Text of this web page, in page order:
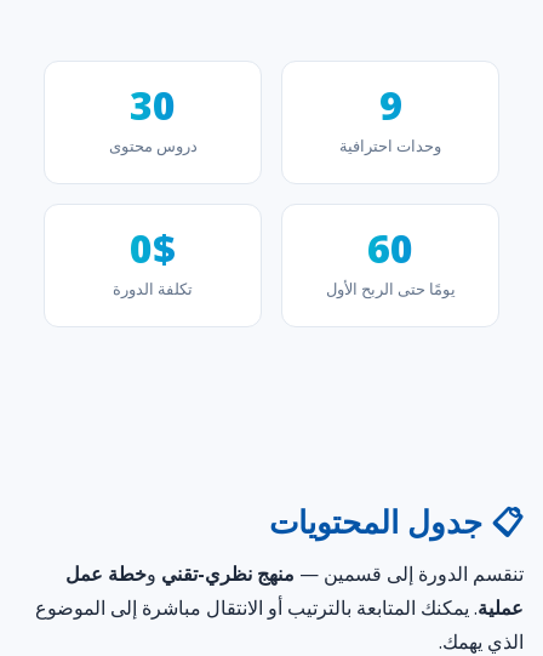
9
وحدات احترافية
30
دروس محتوى
60
يومًا حتى الربح الأول
0$
تكلفة الدورة
📋 جدول المحتويات
تنقسم الدورة إلى قسمين — منهج نظري-تقني وخطة عمل
عملية. يمكنك المتابعة بالترتيب أو الانتقال مباشرة إلى الموضوع
الذي يهمك.